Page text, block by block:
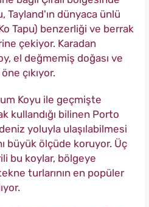
Tayland'ın dünyaca ünlü
Tapu) benzerliği ve berrak
çekiyor. Karadan
el değmemiş doğası ve
çıkıyor.
Koyu ile geçmişte
kullandığı bilinen Porto
yoluyla ulaşılabilmesi
büyük ölçüde koruyor. Üç
bu koylar, bölgeye
turlarının en popüler